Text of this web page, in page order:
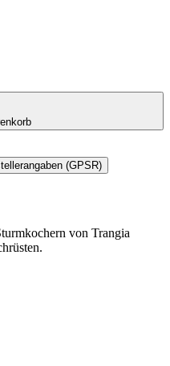
(GPSR)
von Trangia